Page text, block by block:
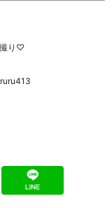
撮り♡